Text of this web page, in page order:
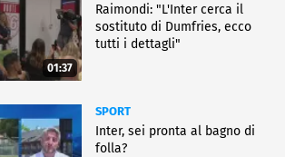
01:37
Raimondi: "L'Inter cerca il
sostituto di Dumfries, ecco
tutti i dettagli"
SPORT
Inter, sei pronta al bagno di
folla?